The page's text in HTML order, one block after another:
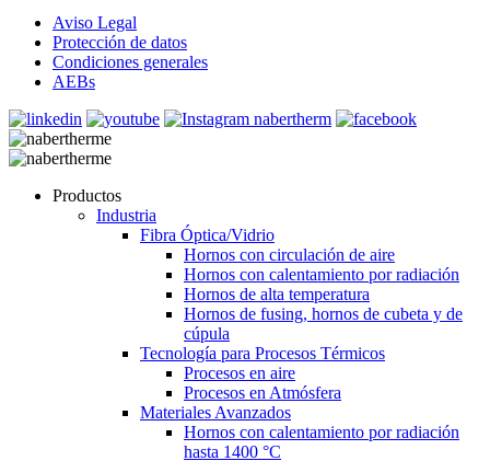
Aviso Legal
Protección de datos
Condiciones generales
AEBs
Productos
Industria
Fibra Óptica/Vidrio
Hornos con circulación de aire
Hornos con calentamiento por radiación
Hornos de alta temperatura
Hornos de fusing, hornos de cubeta y de
cúpula
Tecnología para Procesos Térmicos
Procesos en aire
Procesos en Atmósfera
Materiales Avanzados
Hornos con calentamiento por radiación
hasta 1400 °C